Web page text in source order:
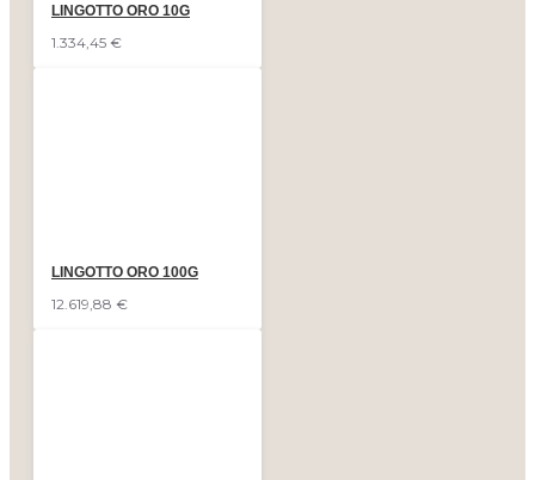
LINGOTTO ORO 10G
1.334,45 €
LINGOTTO ORO 100G
12.619,88 €